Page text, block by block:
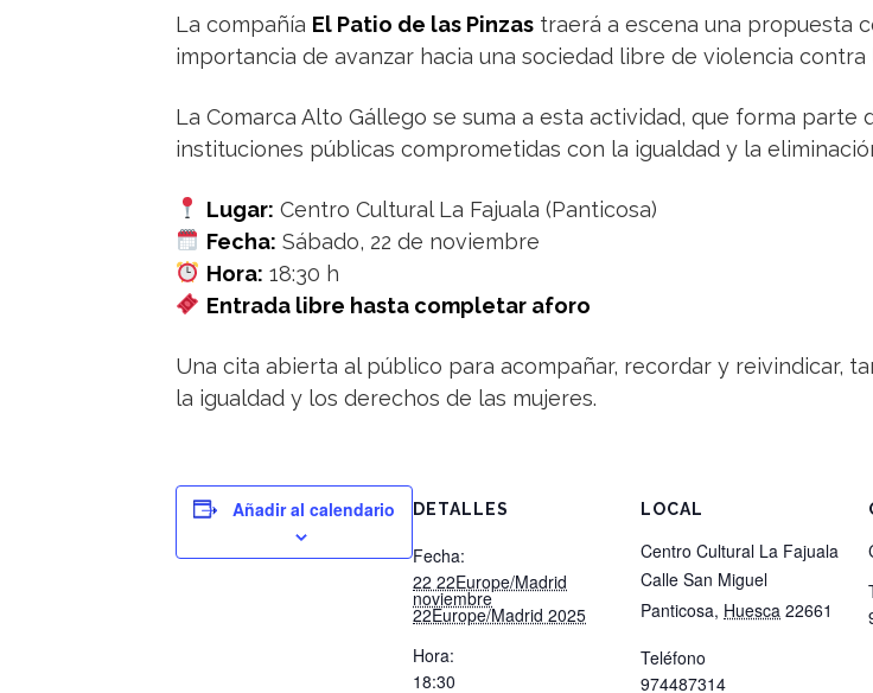
La compañía El Patio de las Pinzas traerá a escena una propuesta
importancia de avanzar hacia una sociedad libre de violencia contra
La Comarca Alto Gállego se suma a esta actividad, que forma
instituciones públicas comprometidas con la igualdad y la
Lugar: Centro Cultural La Fajuala (Panticosa)
Fecha: Sábado, 22 de noviembre
Hora: 18:30 h
Entrada libre hasta completar aforo
Una cita abierta al público para acompañar, recordar y reivindicar,
la igualdad y los derechos de las mujeres.
Añadir al calendario DETALLES
Fecha:
22 22Europe/Madrid
noviembre
22Europe/Madrid 2025
Hora:
18:30
LOCAL
Centro Cultural La Fajuala
Calle San Miguel
Panticosa, Huesca 22661
Teléfono
974487314